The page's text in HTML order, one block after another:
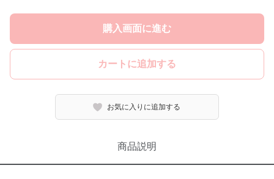
購入画面に進む
カートに追加する
お気に入りに追加する
商品説明